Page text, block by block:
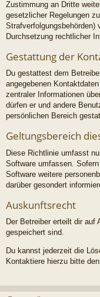
Zustimmung an Dritte
gesetzlicher Regelungen
Strafverfolgungsbehörden)
Durchsetzung rechtlicher
Gestattung der
Du gestattest dem
angegebenen
zentraler Informationen
dürfen er und andere
persönlichen Bereich
Geltungsbereich
Diese Richtlinie umfasst
Software umfassen.
Software weitere
darüber gesondert
Auskunftsrecht
Der Betreiber erteilt dir auf
gespeichert sind.
Du kannst jederzeit die
Kontaktiere hierzu bitte